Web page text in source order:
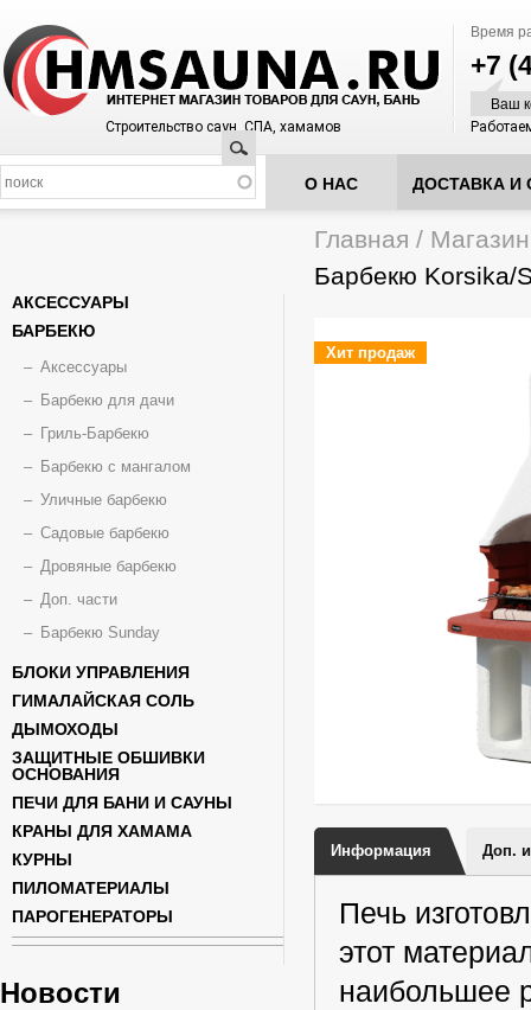
Время
+7
Ваш
Строительство саун, СПА, хамамов
Поиск
О НАС ДОСТАВКА И
Вы здесь
Главная / Магазин
Барбекю Korsika/
Хит продаж
Информация Доп.
Печь
этот
наибольшее
АКСЕССУАРЫ
БАРБЕКЮ
Аксессуары
Барбекю для дачи
Гриль-Барбекю
Барбекю с мангалом
Уличные барбекю
Садовые барбекю
Дровяные барбекю
Доп. части
Барбекю Sunday
БЛОКИ УПРАВЛЕНИЯ
ГИМАЛАЙСКАЯ СОЛЬ
ДЫМОХОДЫ
ЗАЩИТНЫЕ ОБШИВКИ
ОСНОВАНИЯ
ПЕЧИ ДЛЯ БАНИ И САУНЫ
КРАНЫ ДЛЯ ХАМАМА
КУРНЫ
ПИЛОМАТЕРИАЛЫ
ПАРОГЕНЕРАТОРЫ
Новости